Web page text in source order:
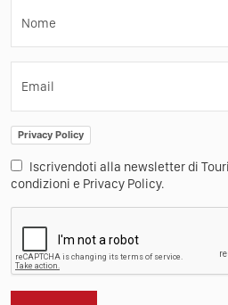
Nome
Email
Privacy Policy
Iscrivendoti alla newsletter di
condizioni e Privacy Policy.